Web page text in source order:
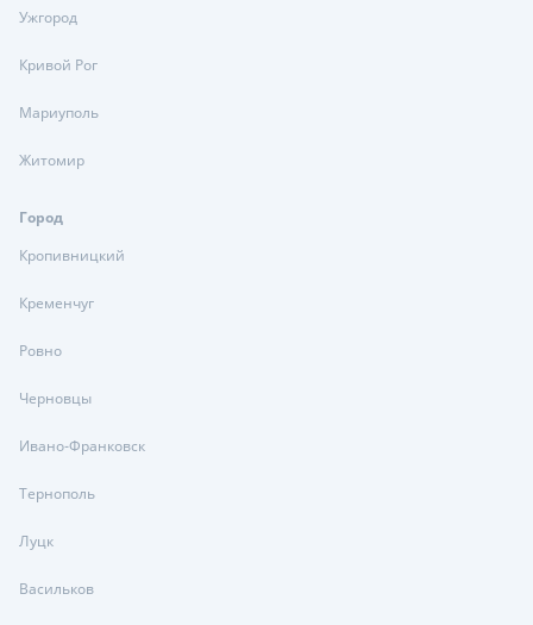
Ужгород
Кривой Рог
Мариуполь
Житомир
Город
Кропивницкий
Кременчуг
Ровно
Черновцы
Ивано-Франковск
Тернополь
Луцк
Васильков